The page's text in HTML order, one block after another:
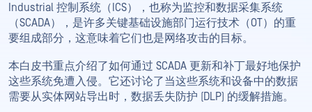
Industrial 控制系统（ICS），也称为监控和数据采集系统
（SCADA），是许多关键基础设施部门运行技术（OT）的重
要组成部分，这意味着它们也是网络攻击的目标。
本白皮书重点介绍了如何通过 SCADA 更新和补丁最好地保护
这些系统免遭入侵。它还讨论了当这些系统和设备中的数据
需要从实体网站导出时，数据丢失防护 (DLP) 的缓解措施。